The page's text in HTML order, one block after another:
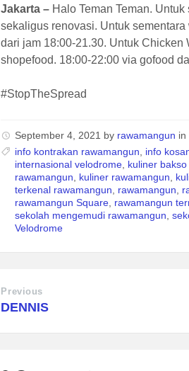
Jakarta – Halo Teman Teman.
sekaligus renovasi. Untuk
dari jam 18:00-21.30. Untuk
shopefood. 18:00-22:00 via gofood
#StopTheSpread
September 4, 2021 by rawamangun in
info kontrakan rawamangun, info
internasional velodrome, kuliner
rawamangun, kuliner rawamangun,
terkenal rawamangun, rawamangun,
rawamangun Square, rawamangun
sekolah mengemudi rawamangun,
Velodrome
Previous
DENNIS